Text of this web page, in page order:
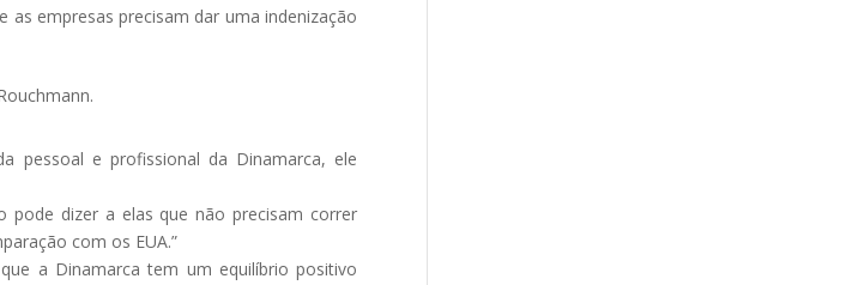
empresas precisam dar uma indenização
pessoal e profissional da Dinamarca, ele
pode dizer a elas que não precisam correr
com os EUA.”
a Dinamarca tem um equilíbrio positivo